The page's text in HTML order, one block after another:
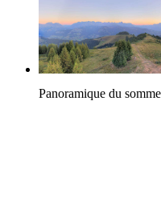
Panoramique du